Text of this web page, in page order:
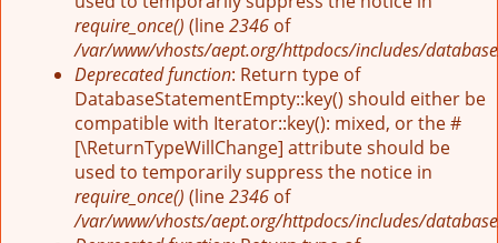
require_once() (line2346 of
/var/www/vhosts/aept.org/httpdocs/includes/
Deprecated function: Return type of
DatabaseStatementEmpty::key() should either be
compatible with Iterator::key(): mixed, or the #
[\ReturnTypeWillChange] attribute should be
used to temporarily suppress the notice in
require_once() (line2346 of
/var/www/vhosts/aept.org/httpdocs/includes/